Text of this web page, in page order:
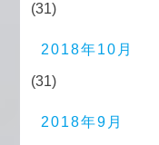
(31)
2018年10月
(31)
2018年9月